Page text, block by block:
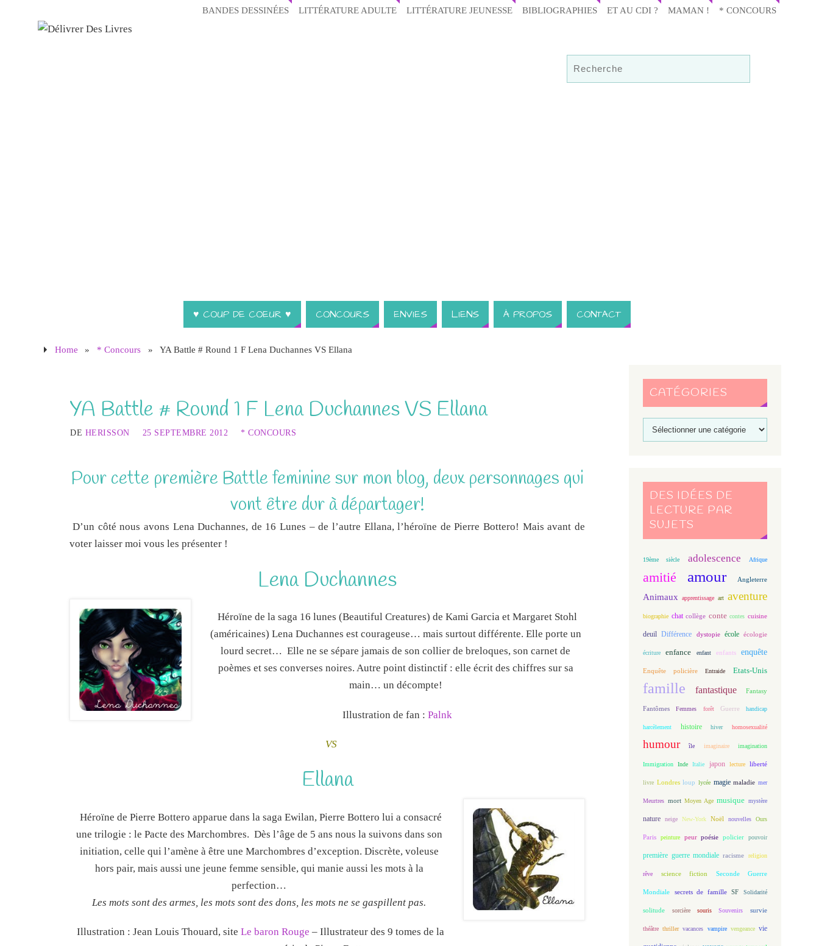
BANDES DESSINÉES LITTÉRATURE ADULTE LITTÉRATURE JEUNESSE BIBLIOGRAPHIES ET AU CDI ? MAMAN ! * CONCOURS
♥ COUP DE COEUR ♥ CONCOURS ENVIES LIENS À PROPOS CONTACT
Home » * Concours » YA Battle # Round 1 F Lena Duchannes VS Ellana
YA Battle # Round 1 F Lena Duchannes VS Ellana
DE HERISSON 25 SEPTEMBRE 2012 * CONCOURS
Pour cette première Battle feminine sur mon blog, deux personnages qui
vont être dur à départager!
D’un côté nous avons Lena Duchannes, de 16 Lunes – de l’autre Ellana, l’héroïne de Pierre Bottero! Mais avant de
voter laisser moi vous les présenter !
Lena Duchannes
Héroïne de la saga 16 lunes (Beautiful Creatures) de Kami Garcia et Margaret Stohl
(américaines) Lena Duchannes est courageuse… mais surtout différente. Elle porte un
lourd secret… Elle ne se sépare jamais de son collier de breloques, son carnet de
poèmes et ses converses noires. Autre point distinctif : elle écrit des chiffres sur sa
main… un décompte!
Illustration de fan : Palnk
VS
Ellana
Héroïne de Pierre Bottero apparue dans la saga Ewilan, Pierre Bottero lui a consacré
une trilogie : le Pacte des Marchombres. Dès l’âge de 5 ans nous la suivons dans son
initiation, celle qui l’amène à être une Marchombres d’exception. Discrète, voleuse
hors pair, mais aussi une jeune femme sensible, qui manie aussi les mots à la
perfection…
Les mots sont des armes, les mots sont des dons, les mots ne se gaspillent pas.
Illustration : Jean Louis Thouard, site Le baron Rouge – Illustrateur des 9 tomes de la
CATÉGORIES
DES IDÉES DE
LECTURE PAR
SUJETS
19ème siècle adolescence Afrique
amitié amour Angleterre
Animaux apprentissage art aventure
biographie chat collège conte contes cuisine
deuil Différence dystopie école écologie
écriture enfance enfant enfants enquête
Enquête policière Entraide Etats-Unis
famille fantastique Fantasy
Fantômes Femmes forêt Guerre handicap
harcèlement histoire hiver homosexualité
humour île imaginaire imagination
Immigration Inde Italie japon lecture liberté
livre Londres loup lycée magie maladie mer
Meurtres mort Moyen Age musique mystère
nature neige New-York Noël nouvelles Ours
Paris peinture peur poésie policier pouvoir
première guerre mondiale racisme religion
rêve science fiction Seconde Guerre
Mondiale secrets de famille SF Solidarité
solitude sorcière souris Souvenirs survie
théâtre thriller vacances vampire vengeance vie